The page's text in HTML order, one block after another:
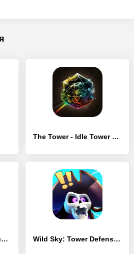
The Tower - Idle Tower Defense
Мастер по стрельбе из лука 3D Wild Sky: Tower Defense TD